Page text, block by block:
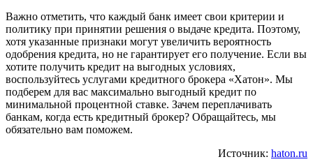
Важно отметить, что каждый банк имеет свои критерии и
политику при принятии решения о выдаче кредита. Поэтому,
хотя указанные признаки могут увеличить вероятность
одобрения кредита, но не гарантирует его получение. Если вы
хотите получить кредит на выгодных условиях,
воспользуйтесь услугами кредитного брокера «Хатон». Мы
подберем для вас максимально выгодный кредит по
минимальной процентной ставке. Зачем переплачивать
банкам, когда есть кредитный брокер? Обращайтесь, мы
обязательно вам поможем.
Источник: haton.ru